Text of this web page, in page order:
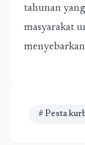
tahunan
masyarakat
menyebarkan
# Pesta